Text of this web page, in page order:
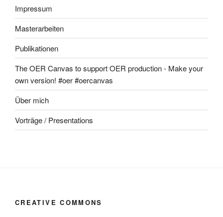
Impressum
Masterarbeiten
Publikationen
The OER Canvas to support OER production - Make your
own version! #oer #oercanvas
Über mich
Vorträge / Presentations
CREATIVE COMMONS